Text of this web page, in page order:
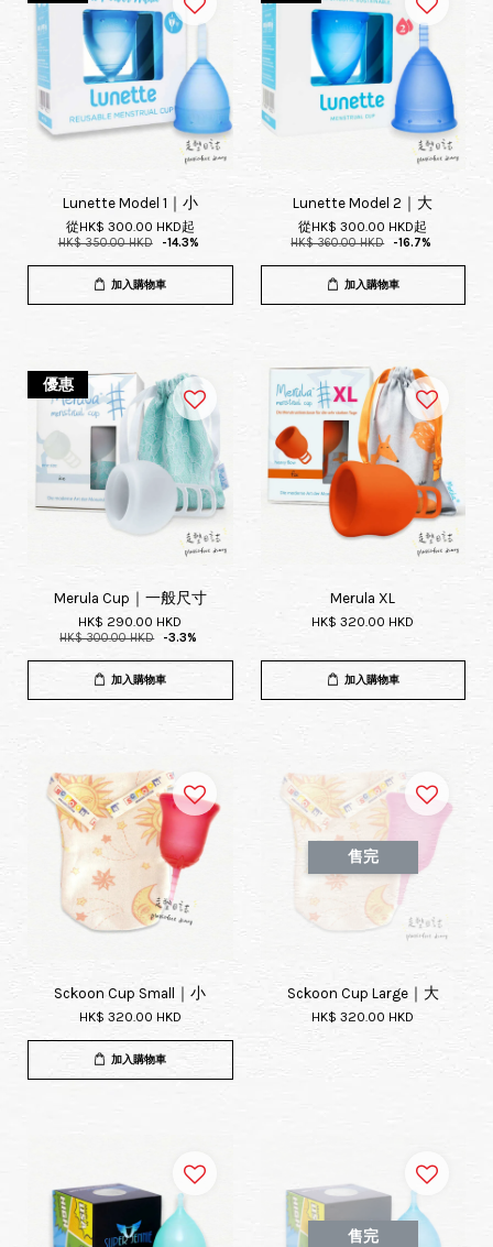
Lunette Model 1｜小
從HK$ 300.00 HKD起
HK$ 350.00 HKD -14.3%
加入購物車
Lunette Model 2｜大
從HK$ 300.00 HKD起
HK$ 360.00 HKD -16.7%
加入購物車
優惠
Merula Cup｜一般尺寸
HK$ 290.00 HKD
HK$ 300.00 HKD -3.3%
加入購物車
Merula XL
HK$ 320.00 HKD
加入購物車
Sckoon Cup Small｜小
HK$ 320.00 HKD
加入購物車
售完
Sckoon Cup Large｜大
HK$ 320.00 HKD
售完